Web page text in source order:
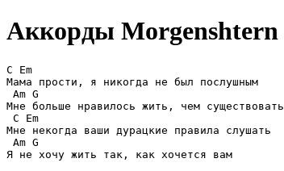
Аккорды Morgenshtern
C Em
Мама прости, я никогда не был послушным
Am G
Мне больше нравилось жить, чем существовать
C Em
Мне некогда ваши дурацкие правила слушать
Am G
Я не хочу жить так, как хочется вам